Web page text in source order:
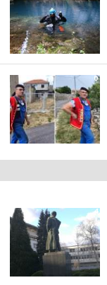
0
4